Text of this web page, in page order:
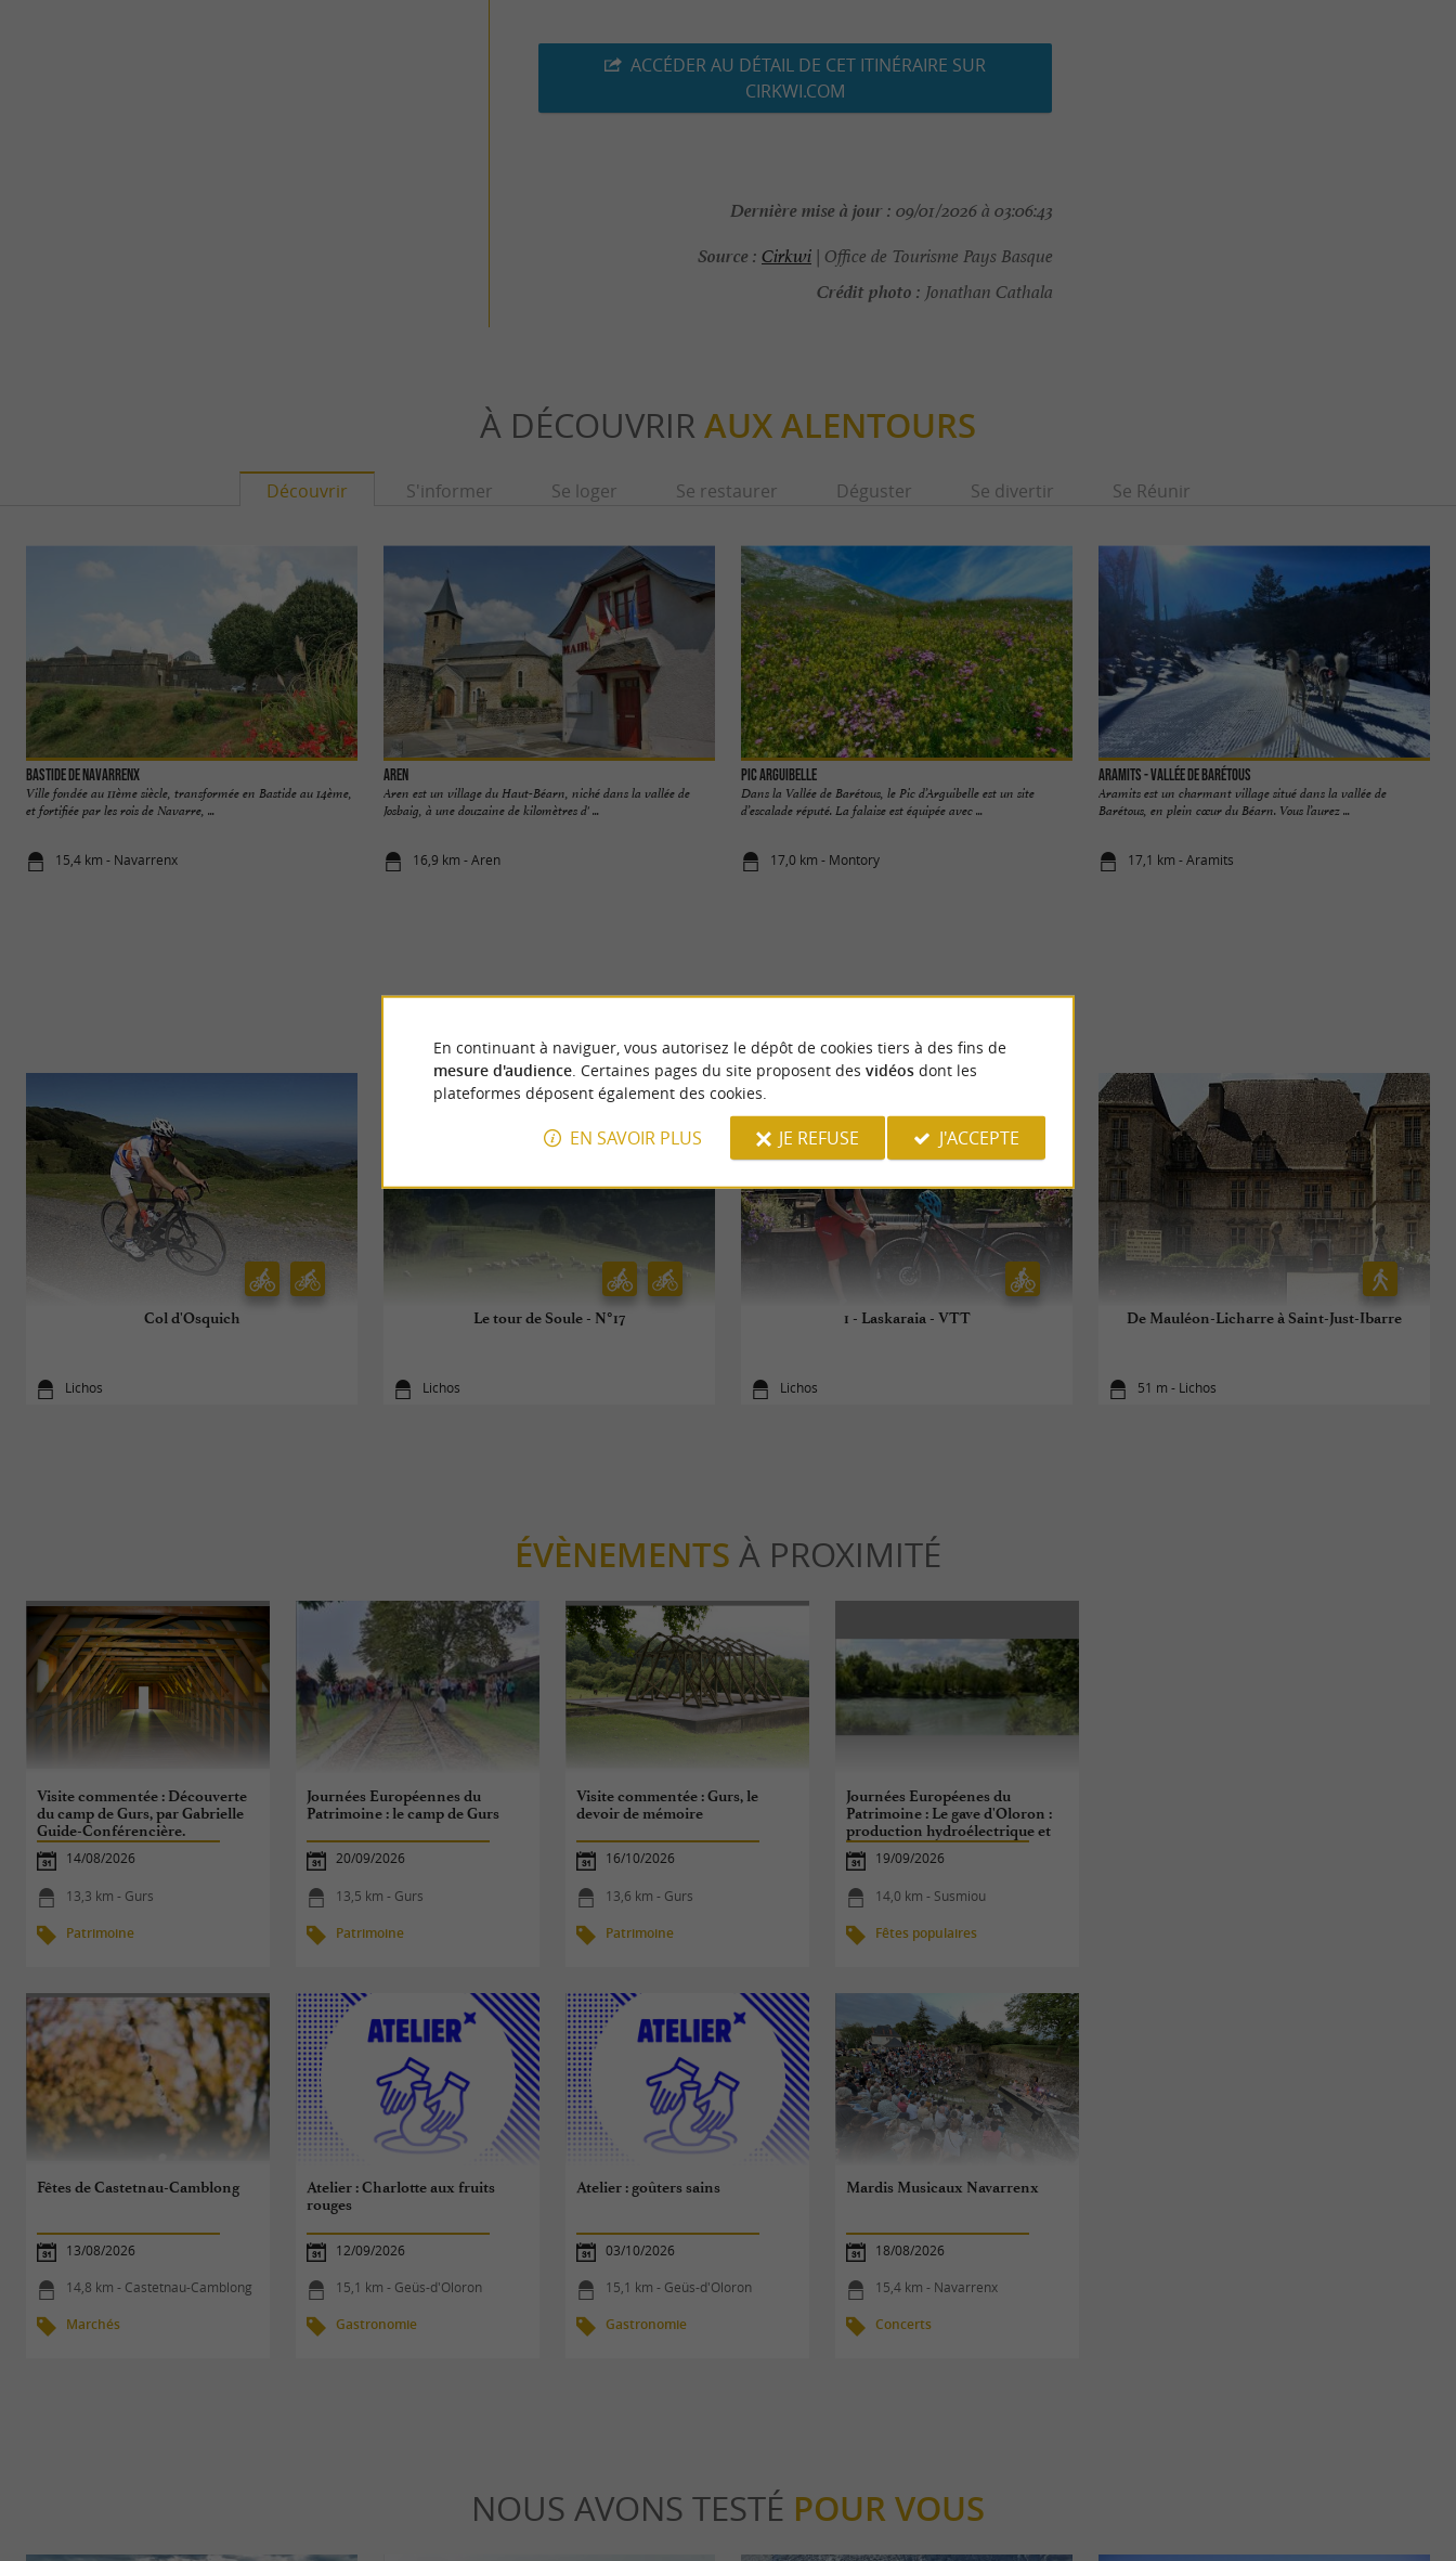
ACCÉDER AU DÉTAIL DE CET ITINÉRAIRE SUR
CIRKWI.COM
Dernière mise à jour : 09/01/2026 à 03:06:43
Source : Cirkwi| Office de Tourisme Pays Basque
Crédit photo : Jonathan Cathala
À DÉCOUVRIR AUX ALENTOURS
Découvrir S'informer Se loger Se restaurer Déguster Se divertir Se Réunir
Bastide de Navarrenx
Ville fondée au 11ème siècle, transformée en Bastide au 14ème,
et fortifiée par les rois de Navarre, ...
15,4 km - Navarrenx
Aren
Aren est un village du Haut-Béarn, niché dans la vallée de
Josbaig, à une douzaine de kilomètres d' ...
16,9 km - Aren
Pic Arguibelle
Dans la Vallée de Barétous, le Pic d’Arguibelle est un site
d’escalade réputé. La falaise est équipée avec ...
17,0 km - Montory
Aramits - Vallée de Barétous
Aramits est un charmant village situé dans la vallée de
Barétous, en plein cœur du Béarn. Vous l’aurez ...
17,1 km - Aramits
Col d'Osquich
Lichos
Le tour de Soule - N°17
Lichos
1 - Laskaraia - VTT
Lichos
De Mauléon-Licharre à Saint-Just-Ibarre
51 m - Lichos
ÉVÈNEMENTS À PROXIMITÉ
Visite commentée : Découverte
du camp de Gurs, par Gabrielle
Guide-Conférencière.
14/08/2026
13,3 km - Gurs
Patrimoine
Journées Européennes du
Patrimoine : le camp de Gurs
20/09/2026
13,5 km - Gurs
Patrimoine
Visite commentée : Gurs, le
devoir de mémoire
16/10/2026
13,6 km - Gurs
Patrimoine
Journées Européenes du
Patrimoine : Le gave d'Oloron :
production hydroélectrique et
poissons migrateurs
19/09/2026
14,0 km - Susmiou
Fêtes populaires
Fêtes de Castetnau-Camblong
13/08/2026
14,8 km - Castetnau-Camblong
Marchés
Atelier : Charlotte aux fruits
rouges
12/09/2026
15,1 km - Geüs-d'Oloron
Gastronomie
Atelier : goûters sains
03/10/2026
15,1 km - Geüs-d'Oloron
Gastronomie
Mardis Musicaux Navarrenx
18/08/2026
15,4 km - Navarrenx
Concerts
NOUS AVONS TESTÉ POUR VOUS
En continuant à naviguer, vous autorisez le dépôt de cookies tiers à des fins de
mesure d'audience. Certaines pages du site proposent des vidéosdont les
plateformes déposent également des cookies.
EN SAVOIR PLUS JE REFUSE J'ACCEPTE